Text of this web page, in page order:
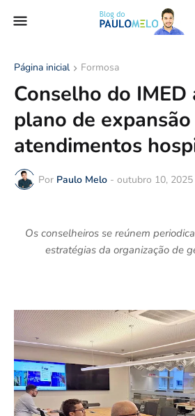
Página inicial Formosa
Conselho do IMED
plano de expansão
atendimentos
Por Paulo Melo - outubro 10, 2025
Os conselheiros se reúnem
estratégias da organização de